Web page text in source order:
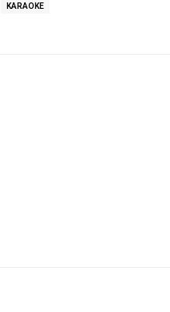
KARAOKE